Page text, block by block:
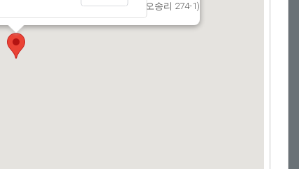
충청북도 청주시 흥덕구 오송읍 오송리 274-1)